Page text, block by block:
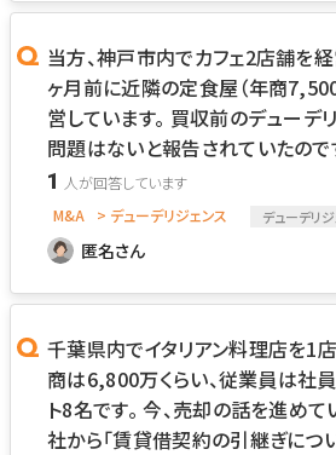
当方、神戸市内でカフェ2店舗を
ヶ月前に近隣の定食屋（年商
営しています。 買収前のデューデ
問題はないと報告されていたので
1
M&A > デューデリジェンス デューデリ
匿名さん
千葉県内でイタリアン料理店を1
商は6,800万くらい、従業員は社員
ト8名です。 今、売却の話を進め
社から「賃貸借契約の引継ぎにつ